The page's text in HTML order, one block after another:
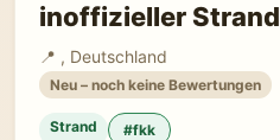
inoffizieller Strand
📍 , Deutschland
Neu – noch keine Bewertungen
Strand #fkk